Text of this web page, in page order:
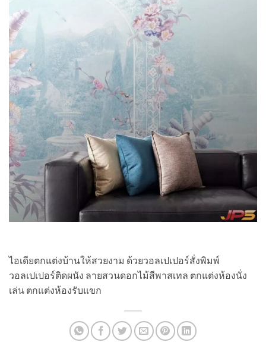
ไอเดียตกแต่งบ้านให้สวยงาม ด้วยวอลเปเปอร์สั่งพิมพ์
วอลเปเปอร์ติดผนัง ลายสวนดอกไม้สีพาสเทล ตกแต่งห้องนั่ง
เล่น ตกแต่งห้องรับแขก